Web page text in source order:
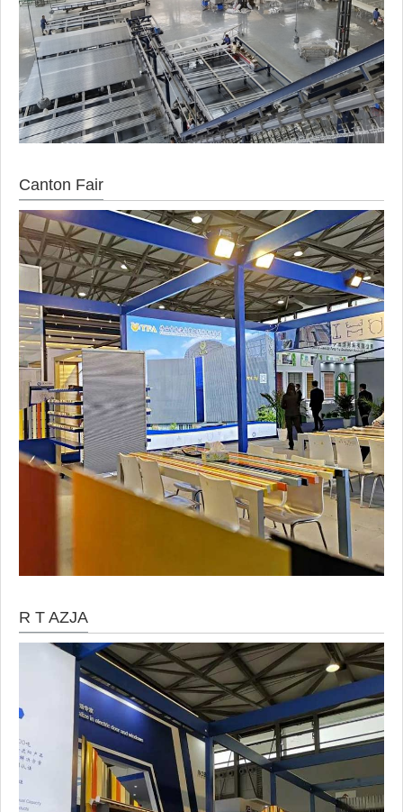
Canton Fair
R T AZJA